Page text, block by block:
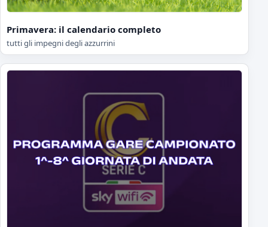
Primavera: il calendario completo
tutti gli impegni degli azzurrini